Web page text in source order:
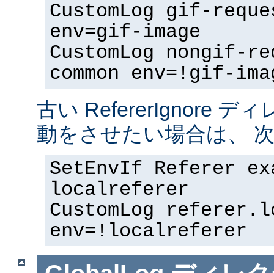
CustomLog gif-
env=gif-image
CustomLog nongif-
common env=!gif-
古い RefererIgnore ディ
動をさせたい場合は、
SetEnvIf Referer
localreferer
CustomLog
env=!localreferer